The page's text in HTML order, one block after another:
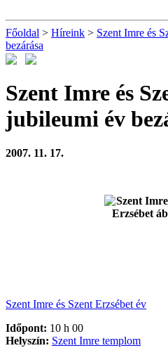
Főoldal > Híreink > Szent Imre és
bezárása
Szent Imre és
jubileumi év
2007. 11. 17.
Szent Imre és Szent Erzsébet év
Időpont: 10 h 00
Helyszín: Szent Imre templom